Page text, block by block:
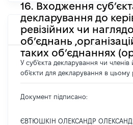
16. Входження
декларування до
ревізійних чи
об’єднань
таких об’єднаннях
У суб'єкта декларування чи членів
об'єкти для декларування в цьому
Документ підписано:
ЄВТЮШКІН ОЛЕКСАНДР